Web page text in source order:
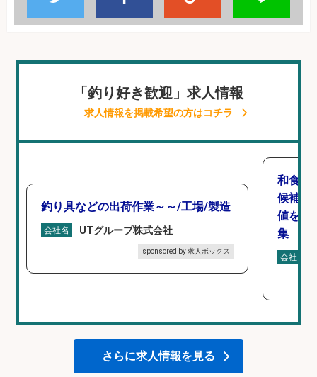
「釣り好き歓迎」求人情報
求人情報を掲載希望の方はコチラ
釣り具などの出荷作業～～/工場/製造
会社名 UTグループ株式会社
sponsored by 求人ボックス
和食,
候補/
値を上
集
会社名
さらに求人情報を見る